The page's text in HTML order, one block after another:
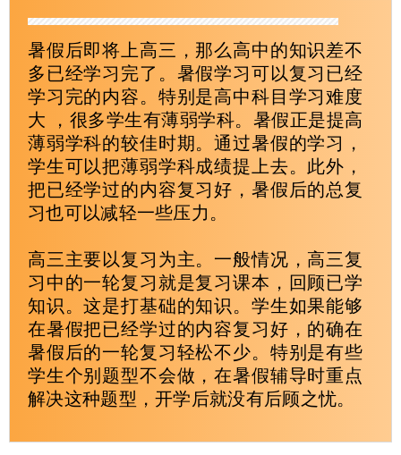
暑假后即将上高三，那么高中的知识差不
多已经学习完了。暑假学习可以复习已经
学习完的内容。特别是高中科目学习难度
大 ，很多学生有薄弱学科。暑假正是提高
薄弱学科的较佳时期。通过暑假的学习，
学生可以把薄弱学科成绩提上去。此外，
把已经学过的内容复习好，暑假后的总复
习也可以减轻一些压力。
高三主要以复习为主。一般情况，高三复
习中的一轮复习就是复习课本，回顾已学
知识。这是打基础的知识。学生如果能够
在暑假把已经学过的内容复习好，的确在
暑假后的一轮复习轻松不少。特别是有些
学生个别题型不会做，在暑假辅导时重点
解决这种题型，开学后就没有后顾之忧。